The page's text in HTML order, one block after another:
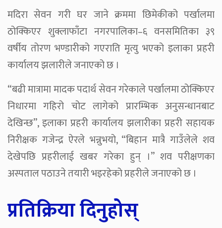
मदिरा सेवन गरी घर जाने क्रममा छिमेकीको पर्खालमा
ठोक्किएर शुक्लाफाँटा नगरपालिका–६ वनसमितिका ३९
वर्षीय तोरण भण्डारीको गएराति मृत्यु भएको इलाका प्रहरी
कार्यालय झलारीले जनाएको छ ।
“बढी मात्रामा मादक पदार्थ सेवन गरेकाले पर्खालमा ठोक्किएर
निधारमा गहिरो चोट लागेको प्रारम्भिक अनुसन्धानबाट
देखिन्छ”, इलाका प्रहरी कार्यालय झलारीका प्रहरी सहायक
निरीक्षक गजेन्द्र ऐरले भन्नुभयो, “बिहान मात्रै गाउँलेले शव
देखेपछि प्रहरीलाई खबर गरेका हुन् ।” शव परीक्षणका
अस्पताल पठाउने तयारी भइरहेको प्रहरीले जनाएको छ ।
प्रतिक्रिया दिनुहोस्